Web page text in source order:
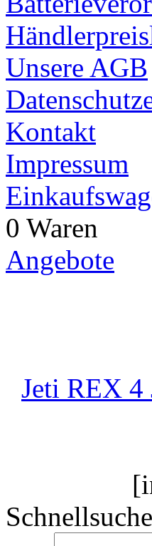
Unsere AGB
Kontakt
Impressum
0 Waren
Angebote
Jeti REX 4
Schnellsuche